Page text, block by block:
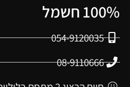
100% חשמל
054-9120035
08-9110666